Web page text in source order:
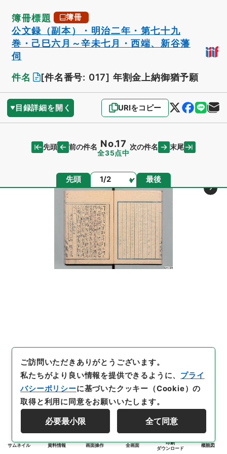
簿冊標題 簿冊
公文録（副本）・明治二年・第七十九
巻・己巳六月～辛未七月・西端、新谷藩
伺
件名
[件名番号: 017] 年割金上納御猶予願
目録詳細を開く URIをコピー
先頭 前の件名 No.17
全35点中
次の件名 末尾
先頭 ページ 最後
サムネイル 資料情報 画面操作 全画面
印刷
ダウンロード
概観図
ご訪問いただきありがとうございます。
私たちがより良い情報を提供できるように、 プライ
バシーポリシーに基づいたクッキー（Cookie）の
取得と利用に同意をお願いいたします。
必要最小限 全て同意